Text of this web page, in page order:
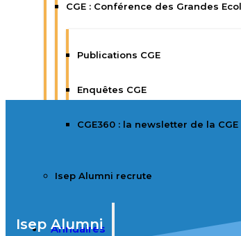
CGE : Conférence des Grandes
Publications CGE
Enquêtes CGE
CGE360 : la newsletter de la CGE
Isep Alumni recrute
Annuaires
Isep Alumni